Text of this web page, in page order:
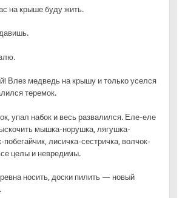
на крыше буду жить.
Влез медведь на крышу и только уселся
теремок.
упал набок и весь развалился. Еле-еле
мышка-норушка, лягушка-
побегайчик, лисичка-сестричка, волчок-
целы и невредимы.
носить, доски пилить — новый